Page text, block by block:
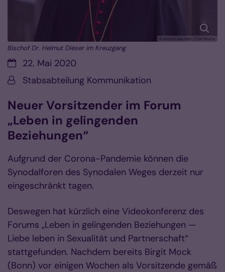
© Bistum Aachen / Carl Brunn
Bischof Dr. Helmut Dieser im Kreuzgang
Datum:22. Mai 2020
Von:Stabsabteilung Kommunikation
Neuer Vorsitzender im Forum
„Leben in gelingenden
Beziehungen“
Aufgrund der Corona-Pandemie können die
Synodalforen des Synodalen Weges derzeit nur
eingeschränkt tagen.
Deswegen hat kürzlich eine Videokonferenz des
Forums „Leben in gelingenden Beziehungen —
Liebe leben in Sexualität und Partnerschaft“
stattgefunden. Nachdem bereits Birgit Mock
(Bonn) vor einigen Wochen als Vorsitzende gemäß